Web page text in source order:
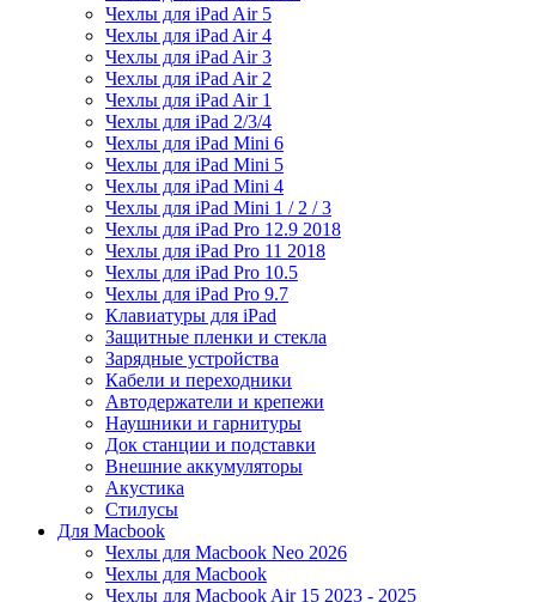
Чехлы для iPad Air 5
Чехлы для iPad Air 4
Чехлы для iPad Air 3
Чехлы для iPad Air 2
Чехлы для iPad Air 1
Чехлы для iPad 2/3/4
Чехлы для iPad Mini 6
Чехлы для iPad Mini 5
Чехлы для iPad Mini 4
Чехлы для iPad Mini 1 / 2 / 3
Чехлы для iPad Pro 12.9 2018
Чехлы для iPad Pro 11 2018
Чехлы для iPad Pro 10.5
Чехлы для iPad Pro 9.7
Клавиатуры для iPad
Защитные пленки и стекла
Зарядные устройства
Кабели и переходники
Автодержатели и крепежи
Наушники и гарнитуры
Док станции и подставки
Внешние аккумуляторы
Акустика
Стилусы
Для Macbook
Чехлы для Macbook Neo 2026
Чехлы для Macbook
Чехлы для Macbook Air 15 2023 - 2025